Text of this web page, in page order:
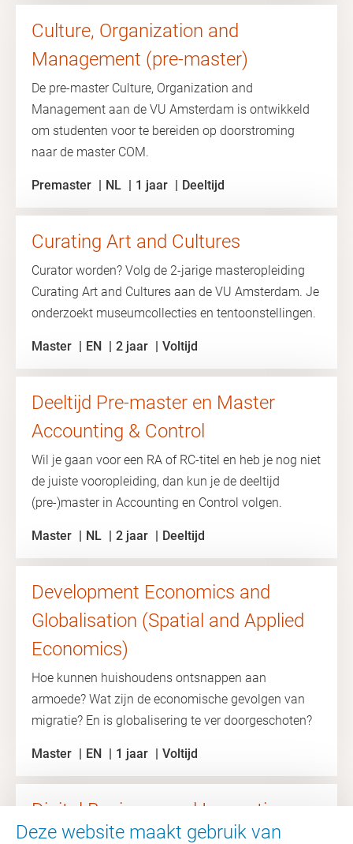
Culture, Organization and
Management (pre-master)
De pre-master Culture, Organization and
Management aan de VU Amsterdam is ontwikkeld
om studenten voor te bereiden op doorstroming
naar de master COM.
Premaster NL 1 jaar Deeltijd
Curating Art and Cultures
Curator worden? Volg de 2-jarige masteropleiding
Curating Art and Cultures aan de VU Amsterdam. Je
onderzoekt museumcollecties en tentoonstellingen.
Master EN 2 jaar Voltijd
Deeltijd Pre-master en Master
Accounting & Control
Wil je gaan voor een RA of RC-titel en heb je nog niet
de juiste vooropleiding, dan kun je de deeltijd
(pre-)master in Accounting en Control volgen.
Master NL 2 jaar Deeltijd
Development Economics and
Globalisation (Spatial and Applied
Economics)
Hoe kunnen huishoudens ontsnappen aan
armoede? Wat zijn de economische gevolgen van
migratie? En is globalisering te ver doorgeschoten?
Master EN 1 jaar Voltijd
Digital Business and Innovation
In de master Digital Business & Innovation aan de
Deze website maakt gebruik van